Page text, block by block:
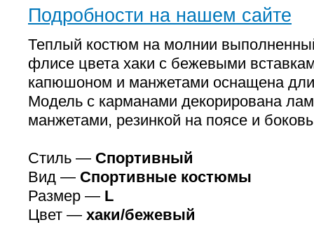
Подробности на нашем сайте
Теплый костюм на молнии
флисе цвета хаки с бежевыми
капюшоном и манжетами оснащена
Модель с карманами декорирована
манжетами, резинкой на поясе и
Стиль — Спортивный
Вид — Спортивные костюмы
Размер — L
Цвет — хаки/бежевый